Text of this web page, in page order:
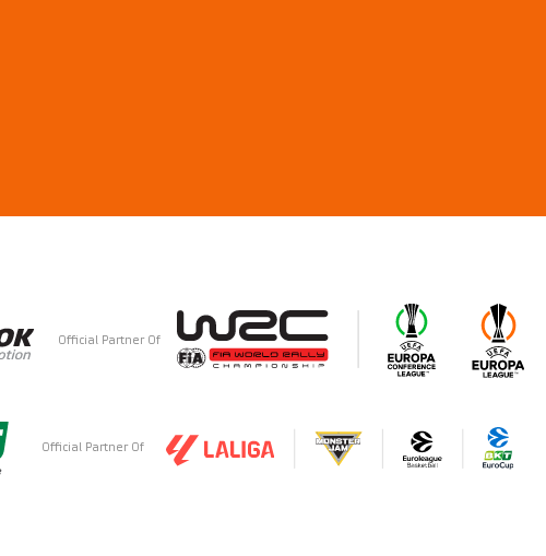
Official Partner Of
Official Partner Of